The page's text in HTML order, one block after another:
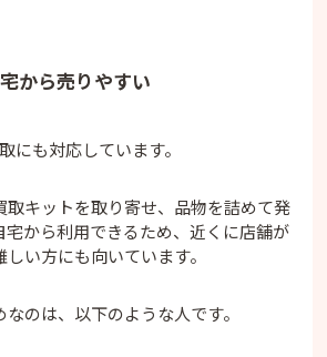
から売りやすい
にも対応しています。
取キットを取り寄せ、品物を詰めて発
宅から利用できるため、近くに店舗が
い方にも向いています。
のは、以下のような人です。